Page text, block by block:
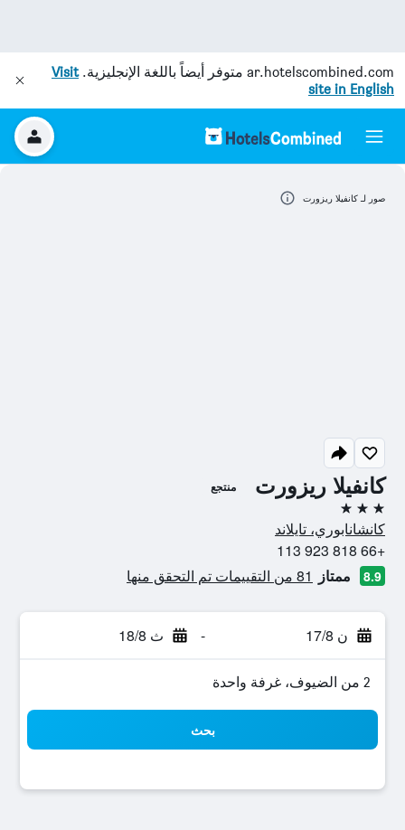
ar.hotelscombined.com متوفر أيضاً باللغة الإنجليزية.Visit
site in English
كانفيلا ريزورت منتجع
3 نجوم
كانشانابوري، تايلاند
+66 818 923 113
8.9 ممتاز 81 من التقييمات تم التحقق منها
ن 17/8 - ث 18/8
2 من الضيوف، غرفة واحدة
بحث
صور لـ كانفيلا ريزورت